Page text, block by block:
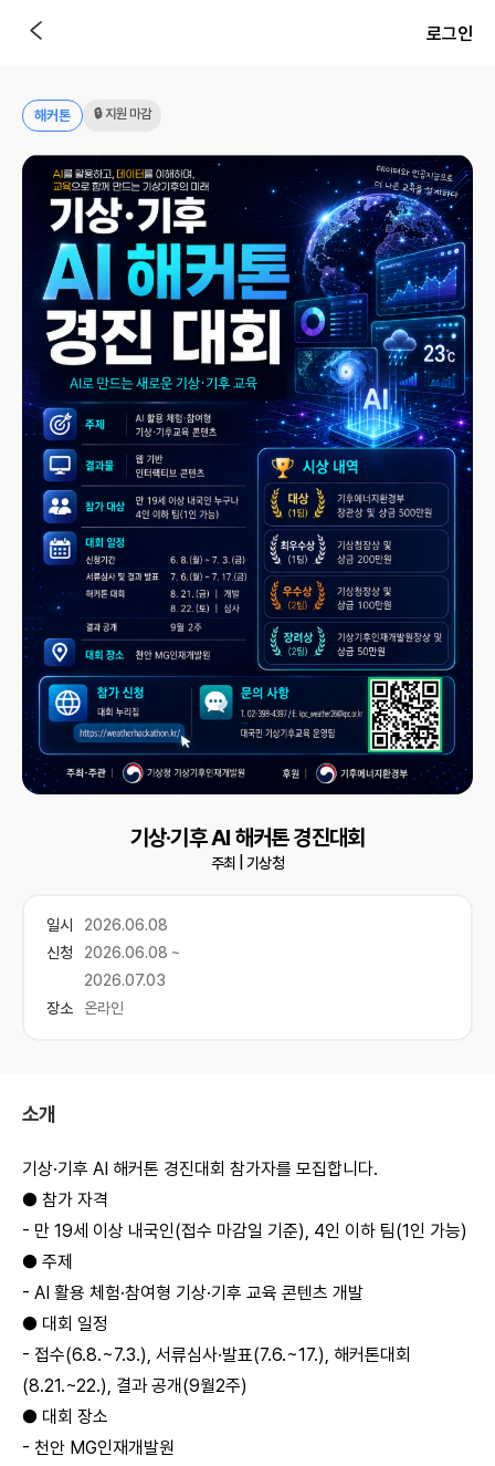
로그인
해커톤 🔒 지원 마감
기상·기후 AI 해커톤 경진대회
주최 | 기상청
일시
2026.06.08
신청
2026.06.08 ~
2026.07.03
장소
온라인
소개
기상·기후 AI 해커톤 경진대회 참가자를 모집합니다.
● 참가 자격
- 만 19세 이상 내국인(접수 마감일 기준), 4인 이하 팀(1인 가능)
● 주제
- AI 활용 체험·참여형 기상·기후 교육 콘텐츠 개발
● 대회 일정
- 접수(6.8.~7.3.), 서류심사·발표(7.6.~17.), 해커톤대회
(8.21.~22.), 결과 공개(9월2주)
● 대회 장소
- 천안 MG인재개발원